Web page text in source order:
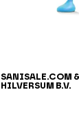
SANISALE.COM
HILVERSUM B.V.